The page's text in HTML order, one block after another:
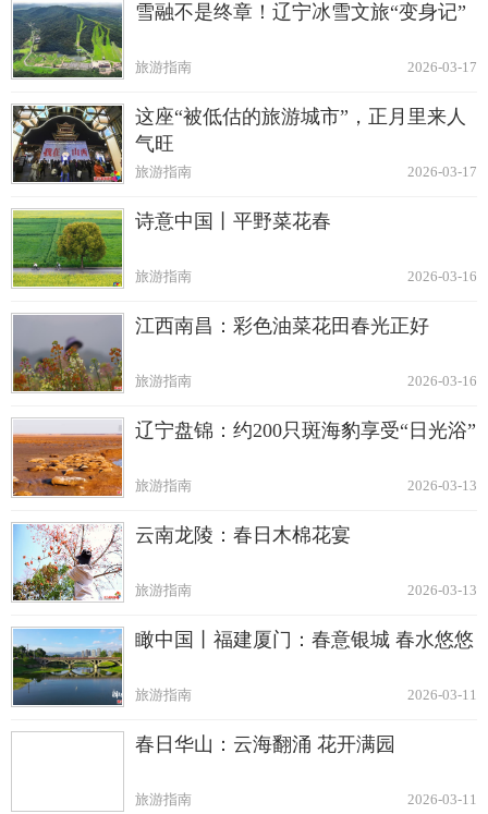
雪融不是终章！辽宁冰雪文旅“变身记”
2026-03-17
旅游指南
这座“被低估的旅游城市”，正月里来人
气旺
2026-03-17
旅游指南
诗意中国丨平野菜花春
2026-03-16
旅游指南
江西南昌：彩色油菜花田春光正好
2026-03-16
旅游指南
辽宁盘锦：约200只斑海豹享受“日光浴”
2026-03-13
旅游指南
云南龙陵：春日木棉花宴
2026-03-13
旅游指南
瞰中国丨福建厦门：春意银城 春水悠悠
2026-03-11
旅游指南
春日华山：云海翻涌 花开满园
2026-03-11
旅游指南